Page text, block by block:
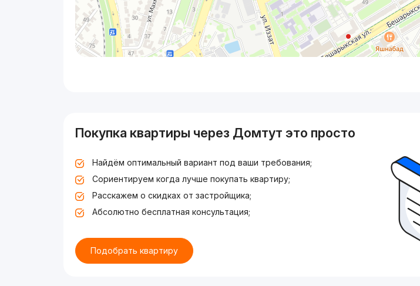
Покупка квартиры через Домтут это просто
Найдём оптимальный вариант под ваши требования;
Сориентируем когда лучше покупать квартиру;
Расскажем о скидках от застройщика;
Абсолютно бесплатная консультация;
Подобрать квартиру